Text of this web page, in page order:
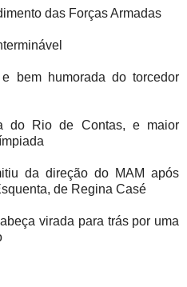
das Forças Armadas
bem humorada do torcedor
do Rio de Contas, e maior
da direção do MAM após
de Regina Casé
virada para trás por uma